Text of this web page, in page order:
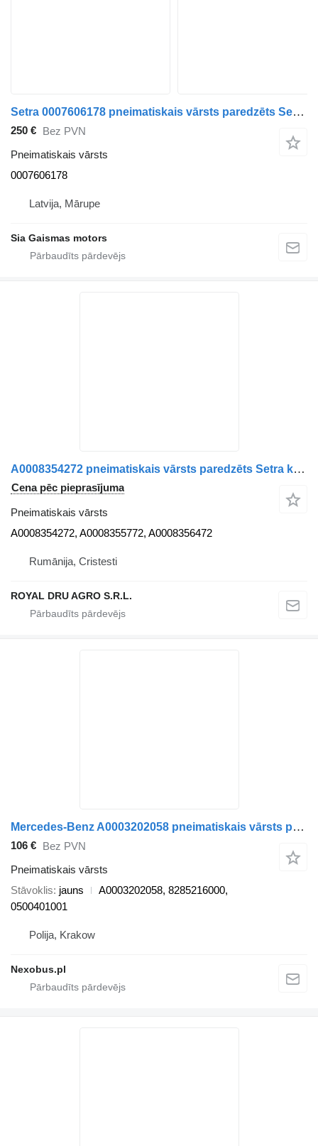
Setra 0007606178 pneimatiskais vārsts paredzēts Setra 315 autobusa
250 € Bez PVN
Pneimatiskais vārsts
0007606178
Latvija, Mārupe
Sia Gaismas motors
A0008354272 pneimatiskais vārsts paredzēts Setra kravas automašīnas
Cena pēc pieprasījuma
Pneimatiskais vārsts
A0008354272, A0008355772, A0008356472
Rumānija, Cristesti
ROYAL DRU AGRO S.R.L.
Mercedes-Benz A0003202058 pneimatiskais vārsts paredzēts Setra 412 415 MERCEDES-BENZ Tourismo Travego Integro autobusa
106 € Bez PVN
Pneimatiskais vārsts
Stāvoklis jauns
A0003202058, 8285216000,
0500401001
Polija, Krakow
Nexobus.pl